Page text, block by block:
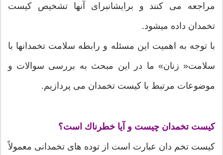
مراجعه می كنند و برایشانبرای آنها تشخیص كیست
تخمدان داده ميشود.
با توجه به اهمیت این مسئله و رابطه سلامت تخمدانها با
سلامت« زنان» ما در این مبحث به بررسی سوالات و
موضوعات مرتبط با کیست تخمدان می پردازیم.
كیست تخمدان چیست و آیا خطرناك است؟
كیست تخم دان عبارت است از توده های تخمدانی معمولاً